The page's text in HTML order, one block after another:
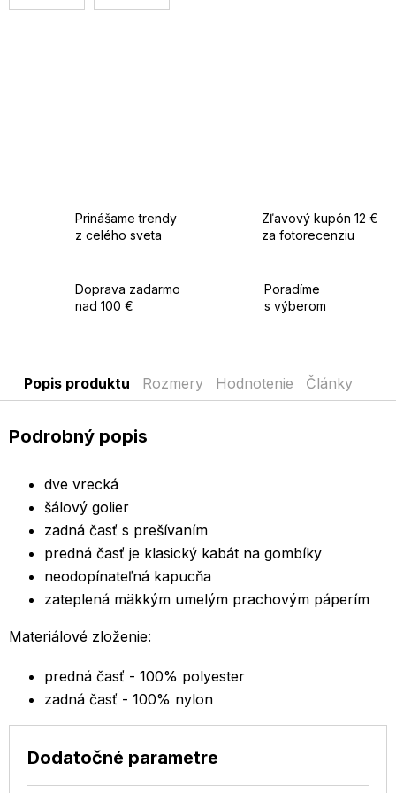
Prinášame trendy
z celého sveta
Zľavový kupón 12 €
za fotorecenziu
Doprava zadarmo
nad 100 €
Poradíme
s výberom
Popis produktu Rozmery Hodnotenie Články
Podrobný popis
dve vrecká
šálový golier
zadná časť s prešívaním
predná časť je klasický kabát na gombíky
neodopínateľná kapucňa
zateplená mäkkým umelým prachovým páperím
Materiálové zloženie:
predná časť - 100% polyester
zadná časť - 100% nylon
Dodatočné parametre